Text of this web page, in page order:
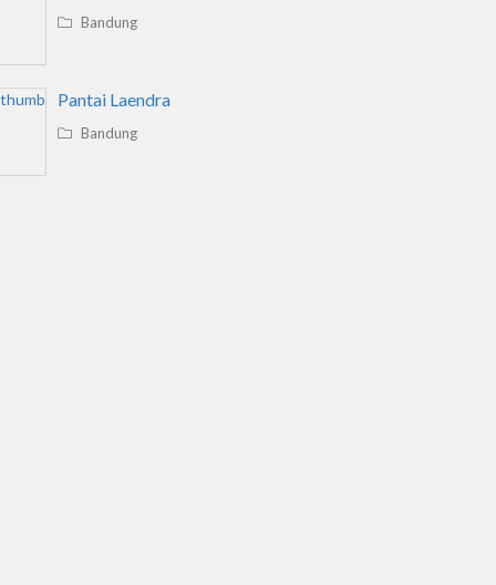
Bandung
Pantai Laendra
Bandung